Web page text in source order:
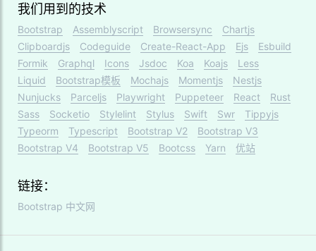
我们用到的技术
Bootstrap Assemblyscript Browsersync
Chartjs
Clipboardjs
Codeguide Create-React-App Ejs
Esbuild
Formik
Graphql Icons Jsdoc Koa Koajs
Less
Liquid
Bootstrap模板 Mochajs Momentjs
Nestjs
Nunjucks
Parceljs Playwright Puppeteer React
Rust
Sass
Socketio Stylelint Stylus Swift Swr
Tippyjs
Typeorm
Typescript Bootstrap V2
Bootstrap V3
Bootstrap V4
Bootstrap V5 Bootcss Yarn 优站
链接：
Bootstrap 中文网